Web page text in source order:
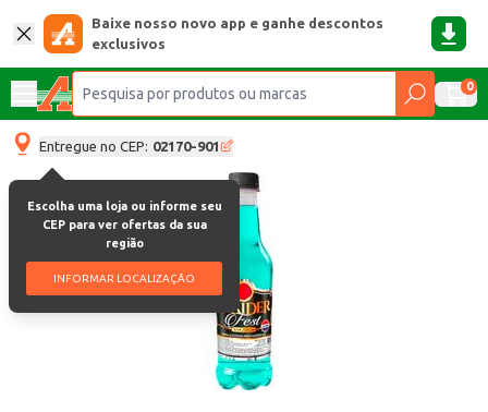
Baixe nosso novo app e ganhe descontos
exclusivos
0
Entregue no CEP: 02170-901
Escolha uma loja ou informe seu
CEP para ver ofertas da sua
região
INFORMAR LOCALIZAÇÃO